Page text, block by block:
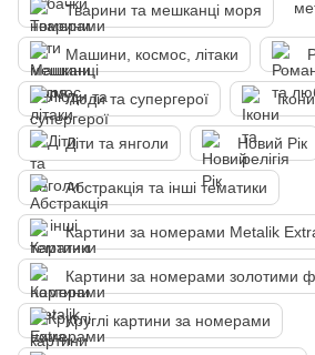
Тварини та мешканці моря
Машини, космос, літаки
Люди та супергерої
Діти та янголи Новий Рік
Абстракція та інші тематики
Картини за номерами Metalik
Картини за номерами золотими
Круглі картини за номерами